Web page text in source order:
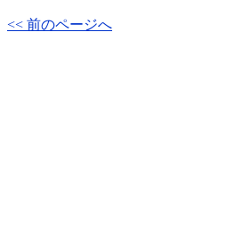
<< 前のページへ